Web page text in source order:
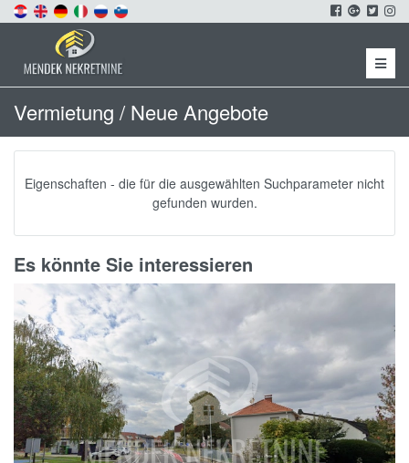
Menu
Vermietung / Neue Angebote
Eigenschaften - die für die ausgewählten Suchparameter nicht
gefunden wurden.
Es könnte Sie interessieren